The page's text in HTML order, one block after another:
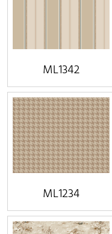
ML1342
ML1234